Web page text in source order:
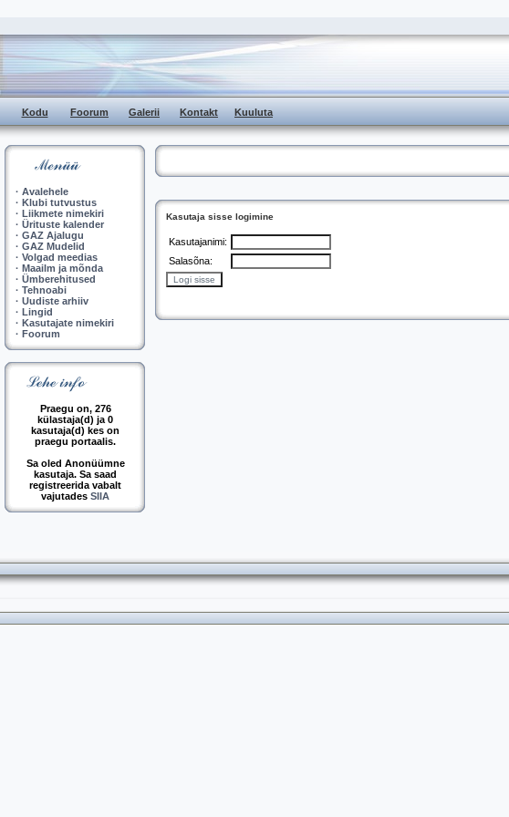
Kodu Foorum Galerii Kontakt Kuuluta
· Avalehele
· Klubi tutvustus
· Liikmete nimekiri
· Ürituste kalender
· GAZ Ajalugu
· GAZ Mudelid
· Volgad meedias
· Maailm ja mõnda
· Ümberehitused
· Tehnoabi
· Uudiste arhiiv
· Lingid
· Kasutajate nimekiri
· Foorum
Praegu on, 276
külastaja(d) ja 0
kasutaja(d) kes on
praegu portaalis.
Sa oled Anonüümne
kasutaja. Sa saad
registreerida vabalt
vajutades SIIA
Kasutaja sisse logimine
Kasutajanimi:
Salasõna: